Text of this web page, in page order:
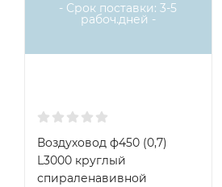
- Срок поставки: 3-5
рабоч.дней -
Воздуховод ф450 (0,7)
L3000 круглый
спираленавивной